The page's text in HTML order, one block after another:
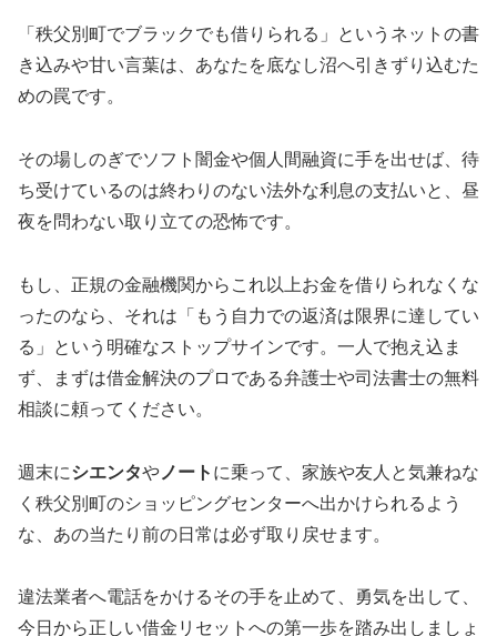
「秩父別町でブラックでも借りられる」というネットの書
き込みや甘い言葉は、あなたを底なし沼へ引きずり込むた
めの罠です。
その場しのぎでソフト闇金や個人間融資に手を出せば、待
ち受けているのは終わりのない法外な利息の支払いと、昼
夜を問わない取り立ての恐怖です。
もし、正規の金融機関からこれ以上お金を借りられなくな
ったのなら、それは「もう自力での返済は限界に達してい
る」という明確なストップサインです。一人で抱え込ま
ず、まずは借金解決のプロである弁護士や司法書士の無料
相談に頼ってください。
週末にシエンタや ノート に乗って、家族や友人と気兼ねな
く秩父別町のショッピングセンターへ出かけられるよう
な、あの当たり前の日常は必ず取り戻せます。
違法業者へ電話をかけるその手を止めて、勇気を出して、
今日から正しい借金リセットへの第一歩を踏み出しましょ